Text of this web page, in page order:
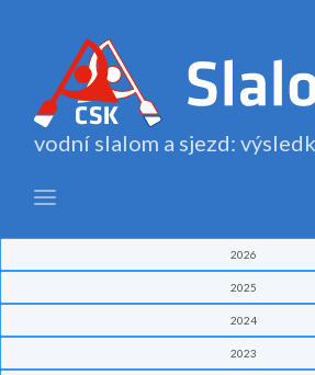
vodní slalom a sjezd:
2026
2025
2024
2023